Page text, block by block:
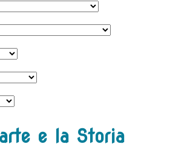
e la Storia